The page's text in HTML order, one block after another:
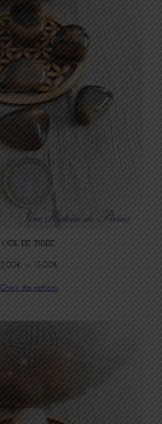
OEIL DE TIGRE
3,00€ – 13,00€Plage
prix :
Choix des options